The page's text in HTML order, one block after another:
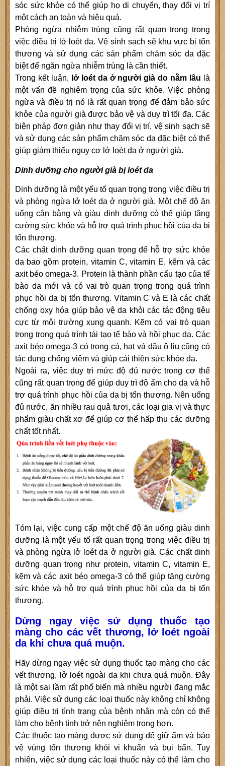
sóc sức khỏe có thể giúp họ di chuyển, thay đổi vị trí
một cách an toàn và hiệu quả.
Phòng ngừa nhiễm trùng cũng rất quan trọng trong
việc điều trị lở loét da. Vệ sinh sạch sẽ khu vực bị tổn
thương và sử dụng các sản phẩm chăm sóc da đặc
biệt để ngăn ngừa nhiễm trùng là cần thiết.
Trong kết luận, lở loét da ở người già do nằm lâu là
một vấn đề nghiêm trọng của sức khỏe. Việc phòng
ngừa và điều trị nó là rất quan trọng để đảm bảo sức
khỏe của người già được bảo vệ và duy trì tối đa. Các
biện pháp đơn giản như thay đổi vị trí, vệ sinh sạch sẽ
và sử dụng các sản phẩm chăm sóc da đặc biệt có thể
giúp giảm thiểu nguy cơ lở loét da ở người già.
Dinh dưỡng cho người già bị loét da
Dinh dưỡng là một yếu tố quan trọng trong việc điều trị
và phòng ngừa lở loét da ở người già. Một chế độ ăn
uống cân bằng và giàu dinh dưỡng có thể giúp tăng
cường sức khỏe và hỗ trợ quá trình phục hồi của da bị
tổn thương.
Các chất dinh dưỡng quan trọng để hỗ trợ sức khỏe
da bao gồm protein, vitamin C, vitamin E, kẽm và các
axit béo omega-3. Protein là thành phần cấu tạo của tế
bào da mới và có vai trò quan trọng trong quá trình
phục hồi da bị tổn thương. Vitamin C và E là các chất
chống oxy hóa giúp bảo vệ da khỏi các tác động tiêu
cực từ môi trường xung quanh. Kẽm có vai trò quan
trọng trong quá trình tái tạo tế bào và hồi phục da. Các
axit béo omega-3 có trong cá, hạt và dầu ô liu cũng có
tác dụng chống viêm và giúp cải thiện sức khỏe da.
Ngoài ra, việc duy trì mức độ đủ nước trong cơ thể
cũng rất quan trọng để giúp duy trì độ ẩm cho da và hỗ
trợ quá trình phục hồi của da bị tổn thương. Nên uống
đủ nước, ăn nhiều rau quả tươi, các loại gia vị và thực
phẩm giàu chất xơ để giúp cơ thể hấp thu các dưỡng
chất tốt nhất.
Tóm lại, việc cung cấp một chế độ ăn uống giàu dinh
dưỡng là một yếu tố rất quan trọng trong việc điều trị
và phòng ngừa lở loét da ở người già. Các chất dinh
dưỡng quan trọng như protein, vitamin C, vitamin E,
kẽm và các axit béo omega-3 có thể giúp tăng cường
sức khỏe và hỗ trợ quá trình phục hồi của da bị tổn
thương.
Dừng ngay việc sử dụng thuốc tạo
màng cho các vết thương, lở loét ngoài
da khi chưa quá muộn.
Hãy dừng ngay việc sử dụng thuốc tạo màng cho các
vết thương, lở loét ngoài da khi chưa quá muộn. Đây
là một sai lầm rất phổ biến mà nhiều người đang mắc
phải. Việc sử dụng các loại thuốc này không chỉ không
giúp điều trị tình trạng của bệnh nhân mà còn có thể
làm cho bệnh tình trở nên nghiêm trọng hơn.
Các thuốc tạo màng được sử dụng để giữ ẩm và bảo
vệ vùng tổn thương khỏi vi khuẩn và bụi bẩn. Tuy
nhiên, việc sử dụng các loại thuốc này có thể làm cho